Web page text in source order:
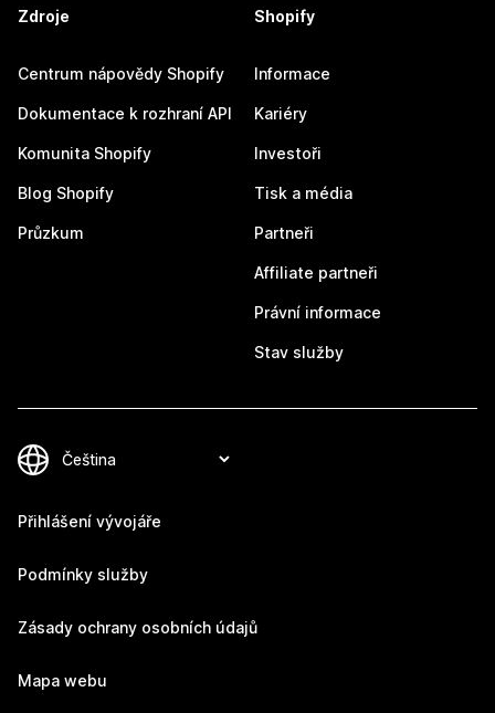
Zdroje
Centrum nápovědy Shopify
Dokumentace k rozhraní API
Komunita Shopify
Blog Shopify
Průzkum
Shopify
Informace
Kariéry
Investoři
Tisk a média
Partneři
Affiliate partneři
Právní informace
Stav služby
Přihlášení vývojáře
Podmínky služby
Zásady ochrany osobních údajů
Mapa webu